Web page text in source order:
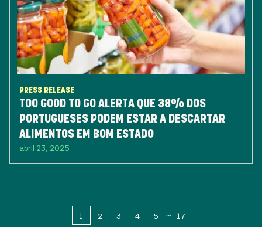
PRESS RELEASE
TOO GOOD TO GO ALERTA QUE 38% DOS
PORTUGUESES PODEM ESTAR A DESCARTAR
ALIMENTOS EM BOM ESTADO
abril 23, 2025
1 2 3 4 5 17